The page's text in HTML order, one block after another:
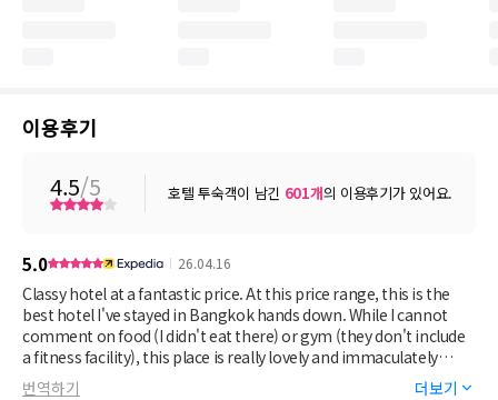
이용후기
4.5/5 호텔 투숙객이 남긴 601개의 이용후기가 있어요.
5.0 26.04.16
Classy hotel at a fantastic price. At this price range, this is the
best hotel I've stayed in Bangkok hands down. While I cannot
comment on food (I didn't eat there) or gym (they don't include
a fitness facility), this place is really lovely and immaculately
clean.
번역하기 더보기